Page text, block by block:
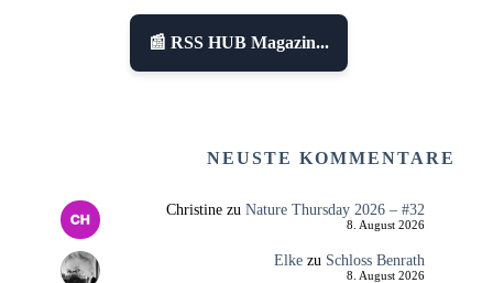
📰 RSS HUB Magazin...
NEUSTE KOMMENTARE
Christinezu Nature Thursday 2026 – #32
8. August 2026
Elkezu Schloss Benrath
8. August 2026